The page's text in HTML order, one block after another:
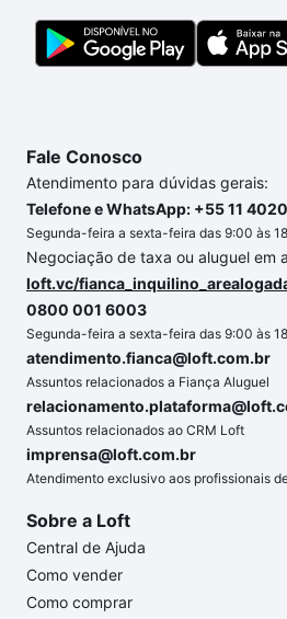
Fale Conosco
Atendimento para dúvidas gerais:
Telefone e WhatsApp: +55 11
Segunda-feira a sexta-feira das 9:00 às
Negociação de taxa ou aluguel em
loft.vc/
0800 001 6003
Segunda-feira a sexta-feira das 9:00 às
atendimento.fianca@loft.com.br
Assuntos relacionados a Fiança Aluguel
Assuntos relacionados ao CRM Loft
imprensa@loft.com.br
Atendimento exclusivo aos profissionais
Sobre a Loft
Central de Ajuda
Como vender
Como comprar